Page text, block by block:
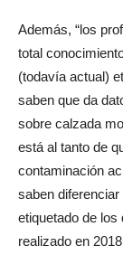
Además, “los
total
(todavía actual)
saben que da
sobre calzada
está al tanto de
contaminación
saben
etiquetado de
realizado en